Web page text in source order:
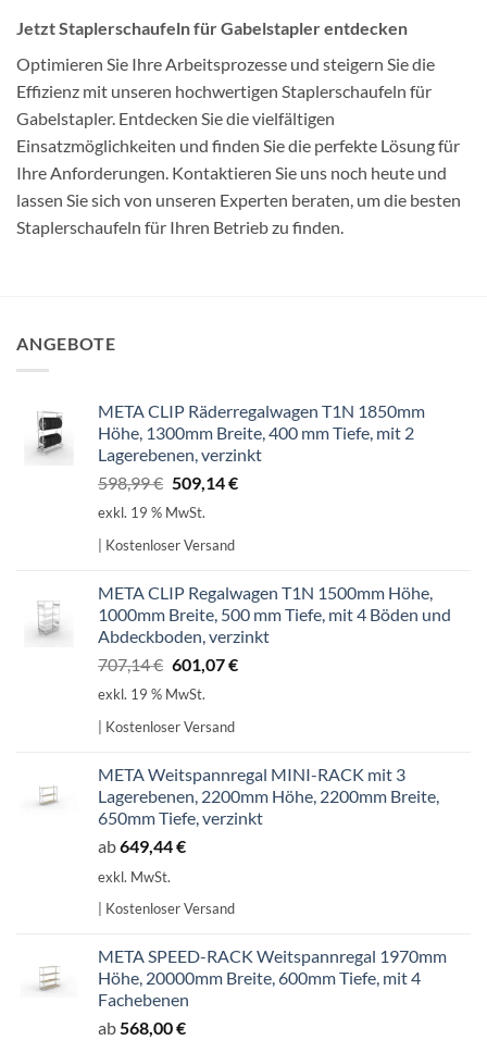
Jetzt Staplerschaufeln für Gabelstapler entdecken
Optimieren Sie Ihre Arbeitsprozesse und steigern Sie die
Effizienz mit unseren hochwertigen Staplerschaufeln für
Gabelstapler. Entdecken Sie die vielfältigen
Einsatzmöglichkeiten und finden Sie die perfekte Lösung für
Ihre Anforderungen. Kontaktieren Sie uns noch heute und
lassen Sie sich von unseren Experten beraten, um die besten
Staplerschaufeln für Ihren Betrieb zu finden.
ANGEBOTE
META CLIP Räderregalwagen T1N 1850mm
Höhe, 1300mm Breite, 400 mm Tiefe, mit 2
Lagerebenen, verzinkt
598,99€ Ursprünglicher
Preis
598,99 €
509,14€Aktueller
exkl. 19 % MwSt.
| Kostenloser Versand
META CLIP Regalwagen T1N 1500mm Höhe,
1000mm Breite, 500 mm Tiefe, mit 4 Böden und
Abdeckboden, verzinkt
707,14€ Ursprünglicher
Preis
707,14 €
601,07€Aktueller
exkl. 19 % MwSt.
| Kostenloser Versand
META Weitspannregal MINI-RACK mit 3
Lagerebenen, 2200mm Höhe, 2200mm Breite,
650mm Tiefe, verzinkt
ab649,44€
exkl. MwSt.
| Kostenloser Versand
META SPEED-RACK Weitspannregal 1970mm
Höhe, 20000mm Breite, 600mm Tiefe, mit 4
Fachebenen
ab568,00€